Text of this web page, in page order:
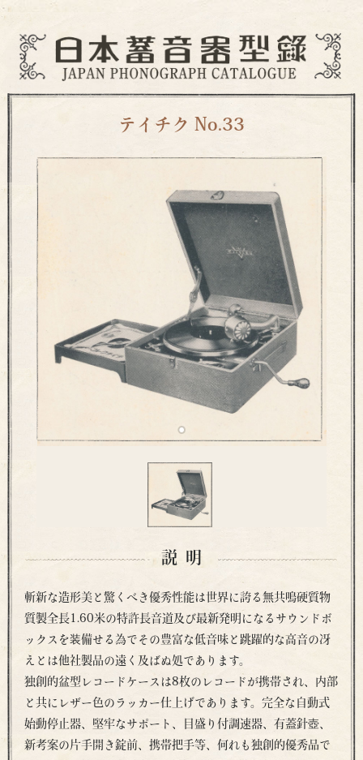
テイチク No.33
説明
斬新な造形美と驚くべき優秀性能は世界に誇る無共鳴硬質物
質製全長1.60米の特許長音道及び最新発明になるサウンドボ
ックスを装備せる為でその豊富な低音味と跳躍的な高音の冴
えとは他社製品の遠く及ばぬ処であります。
独創的盆型レコードケースは8枚のレコードが携帯され、内部
と共にレザー色のラッカー仕上げであります。完全な自動式
始動停止器、堅牢なサポート、目盛り付調速器、有蓋針壺、
新考案の片手開き錠前、携帯把手等、何れも独創的優秀品で